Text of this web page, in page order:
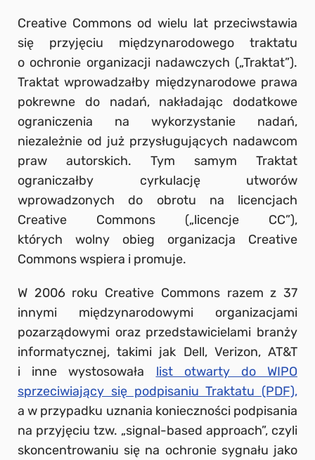
Creative Commons od wielu lat przeciwstawia
się przyjęciu międzynarodowego traktatu
o ochronie organizacji nadawczych („Traktat”).
Traktat wprowadzałby międzynarodowe prawa
pokrewne do nadań, nakładając dodatkowe
ograniczenia na wykorzystanie nadań,
niezależnie od już przysługujących nadawcom
praw autorskich. Tym samym Traktat
ograniczałby cyrkulację utworów
wprowadzonych do obrotu na licencjach
Creative Commons („licencje CC”),
których wolny obieg organizacja Creative
Commons wspiera i promuje.
W 2006 roku Creative Commons razem z 37
innymi międzynarodowymi organizacjami
pozarządowymi oraz przedstawicielami branży
informatycznej, takimi jak Dell, Verizon, AT&T
i inne wystosowała list otwarty do WIPO
sprzeciwiający się podpisaniu Traktatu (PDF),
a w przypadku uznania konieczności podpisania
na przyjęciu tzw. „signal-based approach”, czyli
skoncentrowaniu się na ochronie sygnału jako